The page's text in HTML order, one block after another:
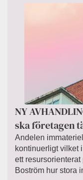
NY
ska företagen
Andelen
kontinuerligt vilket
ett
Boström hur stora